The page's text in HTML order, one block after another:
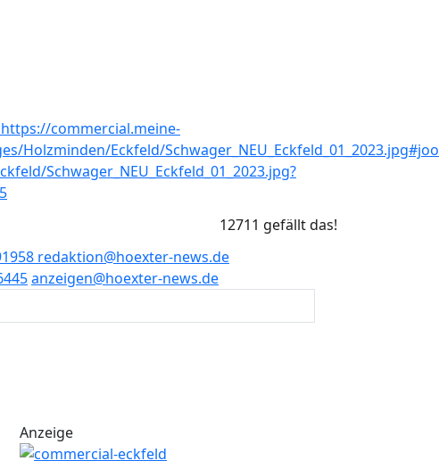
12711 gefällt das!
redaktion@hoexter-news.de
anzeigen@hoexter-news.de
Anzeige